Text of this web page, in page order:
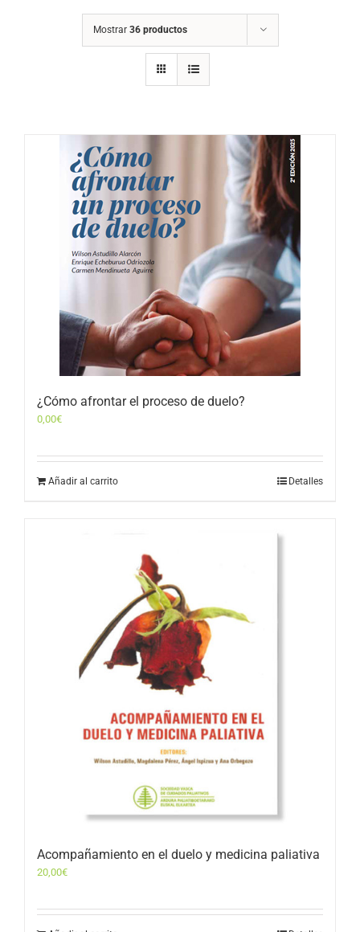
Mostrar 36 productos
¿Cómo afrontar el proceso de duelo?
0,00€
Añadir al carrito Detalles
Acompañamiento en el duelo y medicina paliativa
20,00€